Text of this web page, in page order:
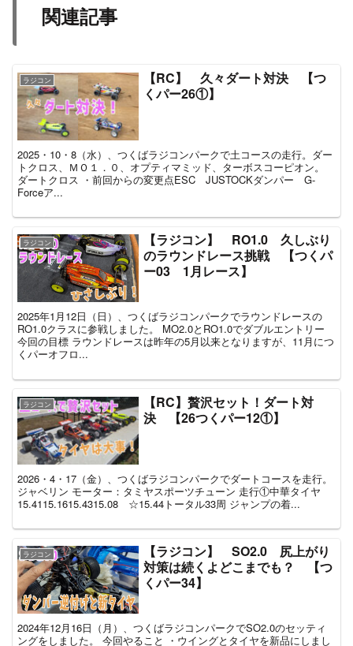
関連記事
ラジコン
【RC】 久々ダート対決 【つ
くパー26①】
2025・10・8（水）、つくばラジコンパークで土コースの走行。ダー
トクロス、ＭＯ１．０、オプティマミッド、ターボスコーピオン。
ダートクロス ・前回からの変更点ESC JUSTOCKダンパー G-
Forceア...
ラジコン
【ラジコン】 RO1.0 久しぶり
のラウンドレース挑戦 【つくパ
ー03 1月レース】
2025年1月12日（日）、つくばラジコンパークでラウンドレースの
RO1.0クラスに参戦しました。 MO2.0とRO1.0でダブルエントリー
今回の目標 ラウンドレースは昨年の5月以来となりますが、11月につ
くパーオフロ...
ラジコン
【RC】贅沢セット！ダート対
決 【26つくパー12①】
2026・4・17（金）、つくばラジコンパークでダートコースを走行。
ジャベリン モーター：タミヤスポーツチューン 走行①中華タイヤ
15.4115.1615.4315.08 ☆15.44トータル33周 ジャンプの着...
ラジコン
【ラジコン】 SO2.0 尻上がり
対策は続くよどこまでも？ 【つ
くパー34】
2024年12月16日（月）、つくばラジコンパークでSO2.0のセッティ
ングをしました。 今回やること ・ウイングとタイヤを新品にしまし